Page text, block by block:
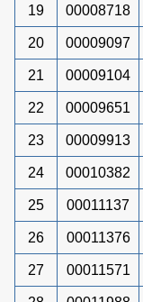
19 00008718
20 00009097
21 00009104
22 00009651
23 00009913
24 00010382
25 00011137
26 00011376
27 00011571